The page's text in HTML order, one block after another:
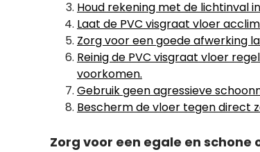
Houd rekening met de lichtinval
Laat de PVC visgraat vloer
Zorg voor een goede afwerking
Reinig de PVC visgraat vloer
voorkomen.
Gebruik geen agressieve
Bescherm de vloer tegen direct
Zorg voor een egale en